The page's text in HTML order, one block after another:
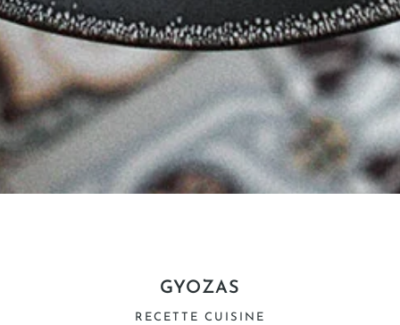
GYOZAS
RECETTE CUISINE